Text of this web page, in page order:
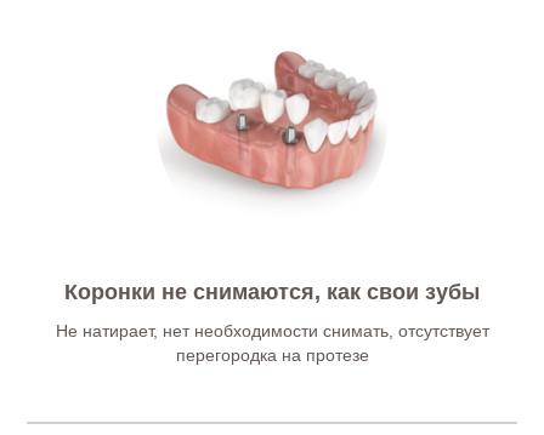
Коронки не снимаются, как свои зубы
Не натирает, нет необходимости снимать, отсутствует
перегородка на протезе